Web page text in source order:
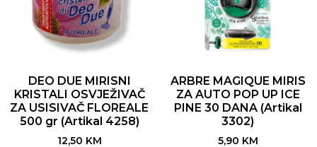
DEO DUE MIRISNI
KRISTALI OSVJEŽIVAČ
ZA USISIVAČ FLOREALE
500 gr (Artikal 4258)
12,50 KM
ARBRE MAGIQUE MIRIS
ZA AUTO POP UP ICE
PINE 30 DANA (Artikal
3302)
5,90 KM